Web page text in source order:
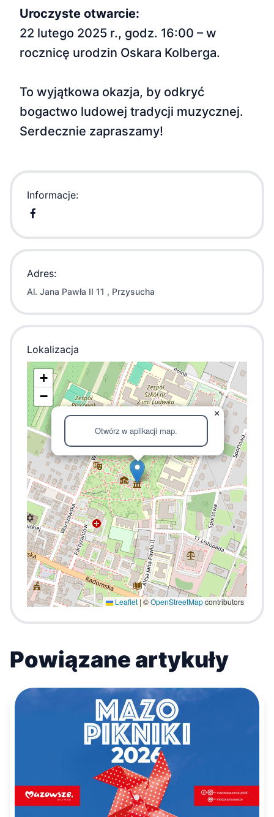
Uroczyste otwarcie:
22 lutego 2025 r., godz. 16:00 – w
rocznicę urodzin Oskara Kolberga.
To wyjątkowa okazja, by odkryć
bogactwo ludowej tradycji muzycznej.
Serdecznie zapraszamy!
Informacje:
Adres:
Al. Jana Pawła II 11 , Przysucha
Lokalizacja
Otwórz w aplikacji map.
×
+
−
Leaflet | ©OpenStreetMapcontributors
Powiązane artykuły